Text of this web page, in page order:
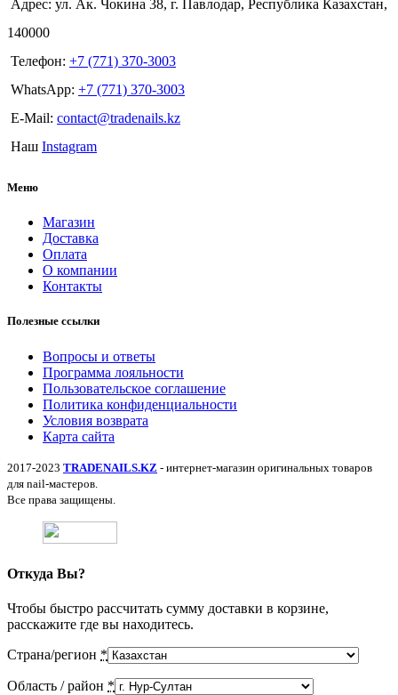
Адрес: ул. Ак. Чокина 38, г. Павлодар, Республика Казахстан,
140000
Телефон: +7 (771) 370-3003
WhatsApp: +7 (771) 370-3003
E-Mail: contact@tradenails.kz
Наш Instagram
Меню
Магазин
Доставка
Оплата
О компании
Контакты
Полезные ссылки
Вопросы и ответы
Программа лояльности
Пользовательское соглашение
Политика конфиденциальности
Условия возврата
Карта сайта
2017-2023 TRADENAILS.KZ - интернет-магазин оригинальных товаров
для nail-мастеров.
Все права защищены.
Откуда Вы?
Чтобы быстро рассчитать сумму доставки в корзине,
расскажите где вы находитесь.
Страна/регион *
Область / район *